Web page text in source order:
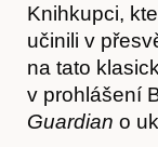
Knihkupci,
učinili v
na tato
v prohlášení
Guardian o